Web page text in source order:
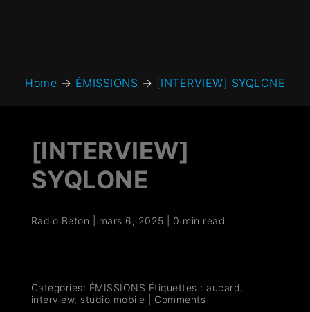
Home → ÉMISSIONS → [INTERVIEW] SYQLONE
[INTERVIEW]
SYQLONE
Radio Béton mars 6, 2025 0 min read
Categories: ÉMISSIONS Étiquettes : aucard,
interview, studio mobile Comments